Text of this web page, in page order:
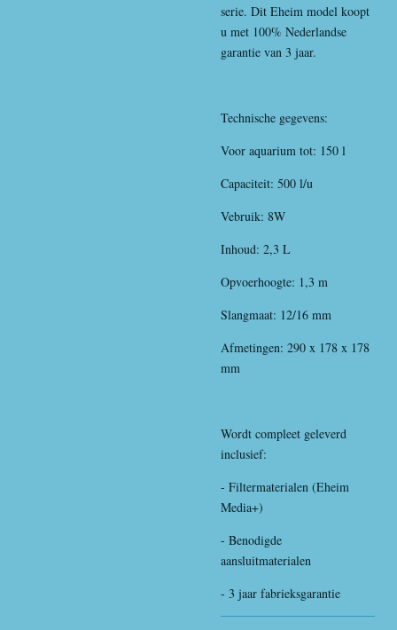
serie. Dit Eheim model koopt
u met 100% Nederlandse
garantie van 3 jaar.
Technische gegevens:
Voor aquarium tot: 150 l
Capaciteit: 500 l/u
Vebruik: 8W
Inhoud: 2,3 L
Opvoerhoogte: 1,3 m
Slangmaat: 12/16 mm
Afmetingen: 290 x 178 x 178
mm
Wordt compleet geleverd
inclusief:
- Filtermaterialen (Eheim
Media+)
- Benodigde
aansluitmaterialen
- 3 jaar fabrieksgarantie